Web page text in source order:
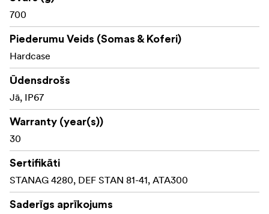
700
Piederumu Veids (Somas & Koferi)
Hardcase
Ūdensdrošs
Jā, IP67
Warranty (year(s))
30
Sertifikāti
STANAG 4280, DEF STAN 81-41, ATA300
Saderīgs aprīkojums